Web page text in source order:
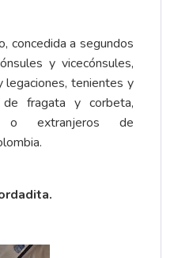
a segundos
y vicecónsules,
legaciones, tenientes y
de fragata y corbeta,
o extranjeros de